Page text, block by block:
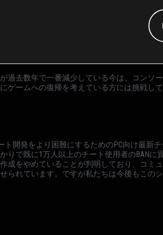
ード使用者をBANせずペナルティを与える
自分の行動を改めてフェアにプレイする機
ヤーの行動を変化させました。マウストラ
過去数年で一番減少している今は、コンソ
ゲームへの復帰を考えている方には挑戦し
ト開発をより困難にするためのPC向け最新
りで既に1万人以上のチート使用者のBANに
成をやめていることが判明しており、コミ
られています。ですが私たちは今後もこの